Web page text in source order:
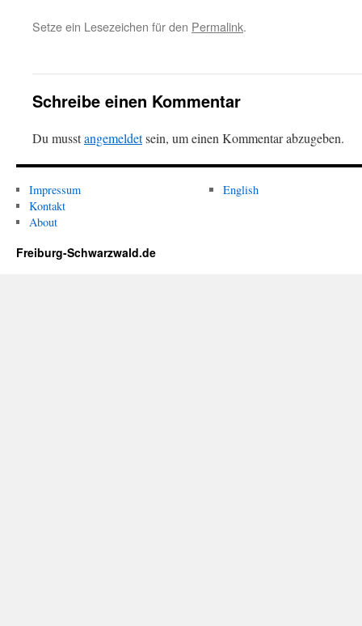
Setze ein Lesezeichen für den Permalink.
Schreibe einen Kommentar
Du musstangemeldetsein, um einen Kommentar abzugeben.
Impressum
Kontakt
About
English
Freiburg-Schwarzwald.de